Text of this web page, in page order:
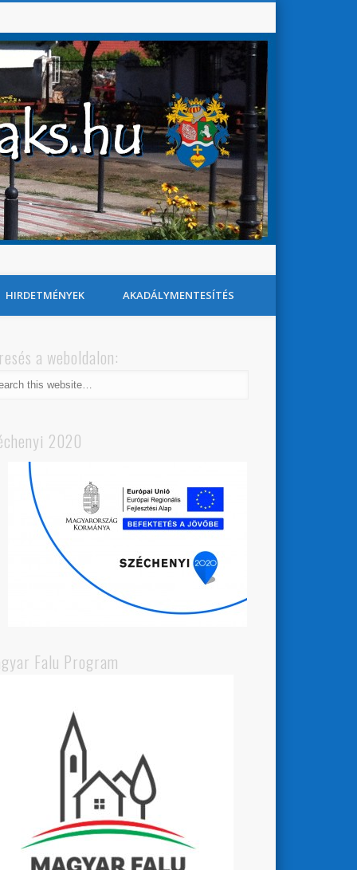
HIRDETMÉNYEK AKADÁLYMENTESÍTÉS
a weboldalon:
2020
Falu Program